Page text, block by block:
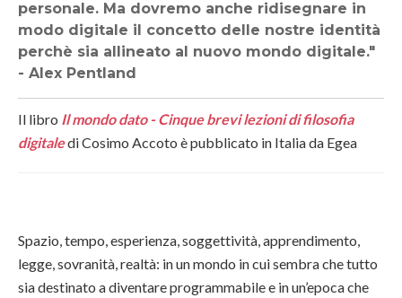
personale. Ma dovremo anche ridisegnare in
modo digitale il concetto delle nostre identità
perchè sia allineato al nuovo mondo digitale."
- Alex Pentland
Il libro Il mondo dato - Cinque brevi lezioni di filosofia
digitaledi Cosimo Accoto è pubblicato in Italia da Egea
Spazio, tempo, esperienza, soggettività, apprendimento,
legge, sovranità, realtà: in un mondo in cui sembra che tutto
sia destinato a diventare programmabile e in un’epoca che